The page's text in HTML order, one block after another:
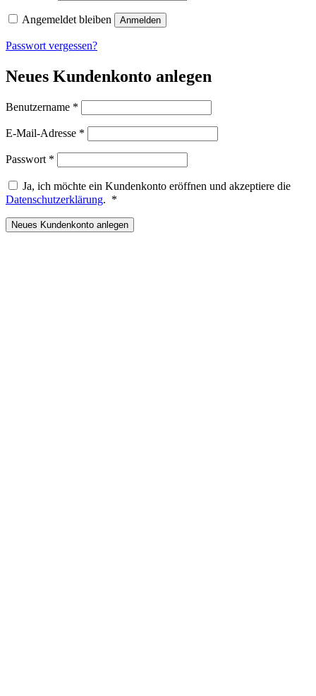
Angemeldet bleiben Anmelden
Passwort vergessen?
Neues Kundenkonto anlegen
Benutzername *
E-Mail-Adresse *
Passwort *
Ja, ich möchte ein Kundenkonto eröffnen und akzeptiere die
Datenschutzerklärung. *
Neues Kundenkonto anlegen